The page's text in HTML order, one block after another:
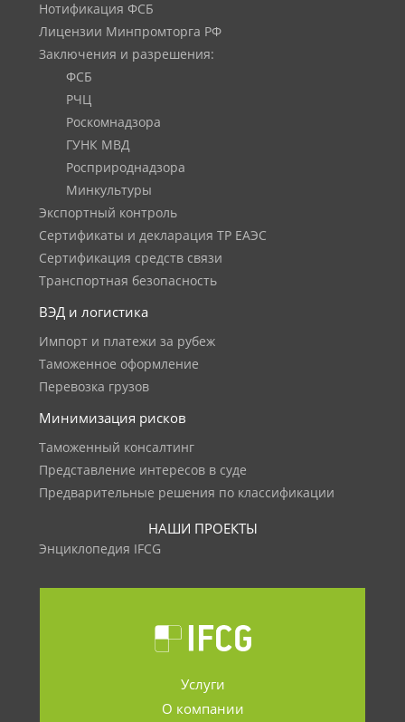
Нотификация ФСБ
Лицензии Минпромторга РФ
Заключения и разрешения:
ФСБ
РЧЦ
Роскомнадзора
ГУНК МВД
Росприроднадзора
Минкультуры
Экспортный контроль
Сертификаты и декларация ТР ЕАЭС
Сертификация средств связи
Транспортная безопасность
ВЭД и логистика
Импорт и платежи за рубеж
Таможенное оформление
Перевозка грузов
Минимизация рисков
Таможенный консалтинг
Представление интересов в суде
Предварительные решения по классификации
НАШИ ПРОЕКТЫ
Энциклопедия IFCG
Услуги
О компании